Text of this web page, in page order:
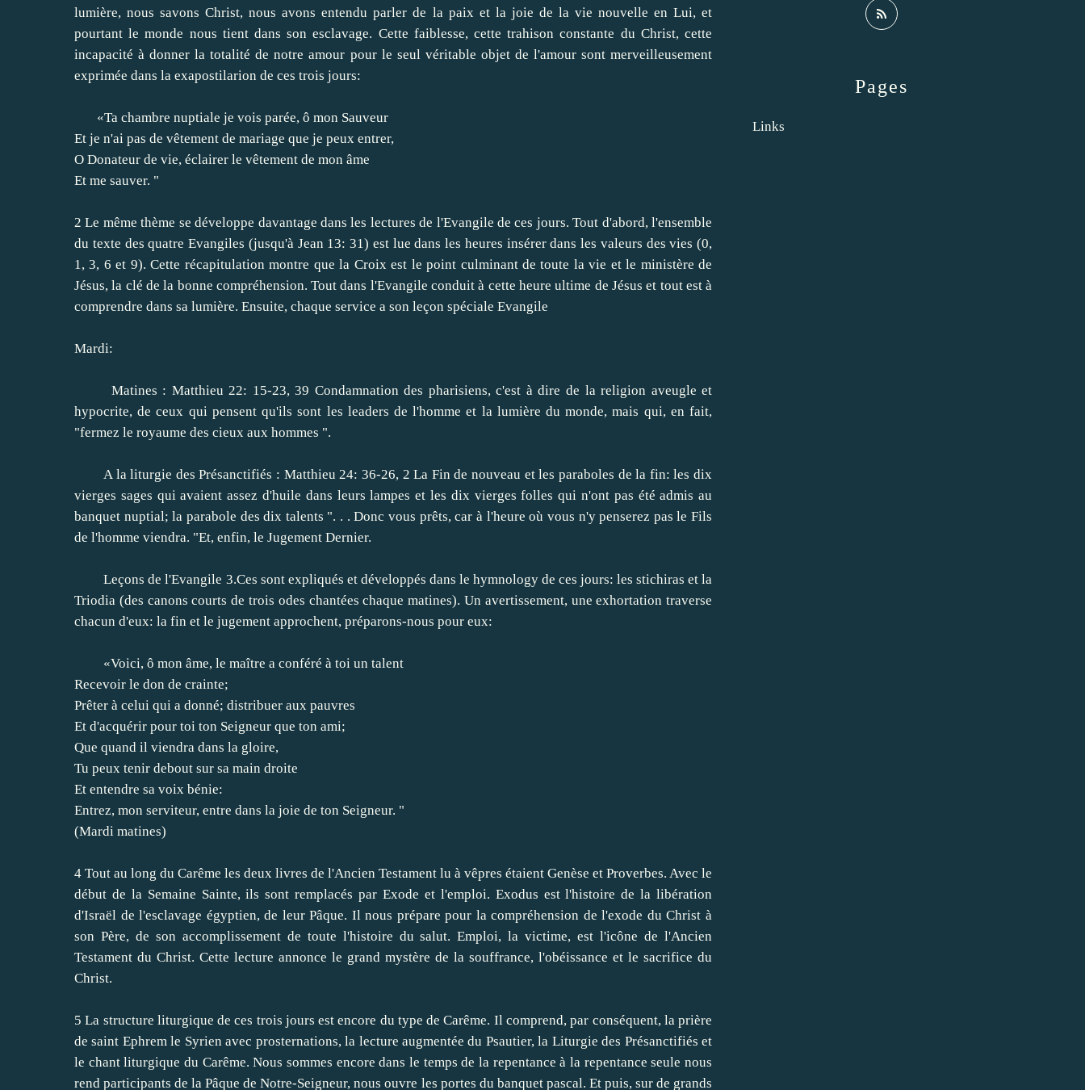
lumière, nous savons Christ, nous avons entendu parler de la paix et la joie de la vie nouvelle en Lui, et
pourtant le monde nous tient dans son esclavage. Cette faiblesse, cette trahison constante du Christ, cette
incapacité à donner la totalité de notre amour pour le seul véritable objet de l'amour sont merveilleusement
exprimée dans la exapostilarion de ces trois jours:
«Ta chambre nuptiale je vois parée, ô mon Sauveur
Et je n'ai pas de vêtement de mariage que je peux entrer,
O Donateur de vie, éclairer le vêtement de mon âme
Et me sauver. "
2 Le même thème se développe davantage dans les lectures de l'Evangile de ces jours. Tout d'abord, l'ensemble
du texte des quatre Evangiles (jusqu'à Jean 13: 31) est lue dans les heures insérer dans les valeurs des vies (0,
1 , 3, 6 et 9). Cette récapitulation montre que la Croix est le point culminant de toute la vie et le ministère de
Jésus, la clé de la bonne compréhension. Tout dans l'Evangile conduit à cette heure ultime de Jésus et tout est à
comprendre dans sa lumière. Ensuite, chaque service a son leçon spéciale Evangile
Mardi:
Matines : Matthieu 22: 15-23, 39 Condamnation des pharisiens, c'est à dire de la religion aveugle et
hypocrite, de ceux qui pensent qu'ils sont les leaders de l'homme et la lumière du monde, mais qui, en fait,
"fermez le royaume des cieux aux hommes ".
A la liturgie des Présanctifiés : Matthieu 24: 36-26, 2 La Fin de nouveau et les paraboles de la fin: les dix
vierges sages qui avaient assez d'huile dans leurs lampes et les dix vierges folles qui n'ont pas été admis au
banquet nuptial; la parabole des dix talents ". . . Donc vous prêts, car à l'heure où vous n'y penserez pas le Fils
de l'homme viendra. "Et, enfin, le Jugement Dernier.
Leçons de l'Evangile 3.Ces sont expliqués et développés dans le hymnology de ces jours: les stichiras et la
Triodia (des canons courts de trois odes chantées chaque matines). Un avertissement, une exhortation traverse
chacun d'eux: la fin et le jugement approchent, préparons-nous pour eux:
«Voici, ô mon âme, le maître a conféré à toi un talent
Recevoir le don de crainte;
Prêter à celui qui a donné; distribuer aux pauvres
Et d'acquérir pour toi ton Seigneur que ton ami;
Que quand il viendra dans la gloire,
Tu peux tenir debout sur sa main droite
Et entendre sa voix bénie:
Entrez, mon serviteur, entre dans la joie de ton Seigneur. "
(Mardi matines)
4 Tout au long du Carême les deux livres de l'Ancien Testament lu à vêpres étaient Genèse et Proverbes. Avec le
début de la Semaine Sainte, ils sont remplacés par Exode et l'emploi. Exodus est l'histoire de la libération
d'Israël de l'esclavage égyptien, de leur Pâque. Il nous prépare pour la compréhension de l'exode du Christ à
son Père, de son accomplissement de toute l'histoire du salut. Emploi, la victime, est l'icône de l'Ancien
Testament du Christ. Cette lecture annonce le grand mystère de la souffrance, l'obéissance et le sacrifice du
Christ.
5 La structure liturgique de ces trois jours est encore du type de Carême. Il comprend, par conséquent, la prière
de saint Ephrem le Syrien avec prosternations, la lecture augmentée du Psautier, la Liturgie des Présanctifiés et
le chant liturgique du Carême. Nous sommes encore dans le temps de la repentance à la repentance seule nous
rend participants de la Pâque de Notre-Seigneur, nous ouvre les portes du banquet pascal. Et puis, sur de grands
Pages
Links